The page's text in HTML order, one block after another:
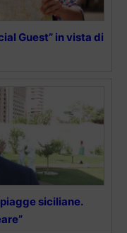
Guest” in vista di
siciliane.